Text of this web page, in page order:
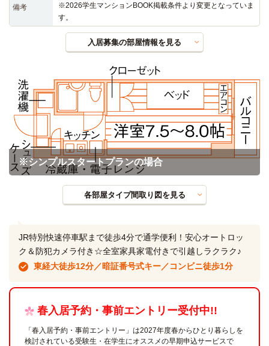
備考
※2026学生マンションBOOK掲載条件より変更となっていま
す。
入居募集の部屋情報を見る
※シンプルスタートプランの場合
各部屋タイプ間取り図を見る
JR特別快速停車駅まで徒歩4分で通学便利！安心オートロッ
ク＆防犯カメラ付き☆全室家具家電付きで引越しラクラク♪
東経大徒歩12分／暗証番号式キー／コンビニ徒歩1分
春入居予約・事前エントリー受付中!!
「春入居予約・事前エントリー」は2027年度春からひとり暮らしを
検討されている受験生・在学生にオススメの早期申込サービスで